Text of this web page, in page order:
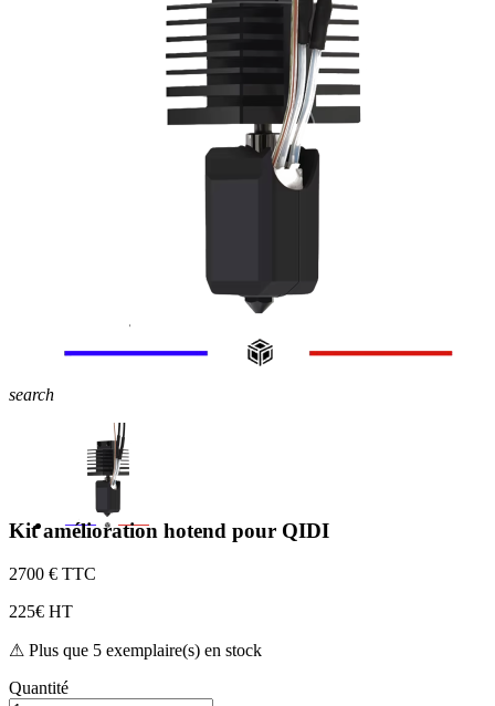
search
Kit amélioration hotend pour QIDI
2700 € TTC
225€ HT
⚠ Plus que 5 exemplaire(s) en stock
Quantité